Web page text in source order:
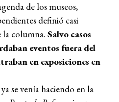
de los museos,
definió casi
la columna. Salvo casos
eventos fuera del
en exposiciones en
se venía haciendo en la